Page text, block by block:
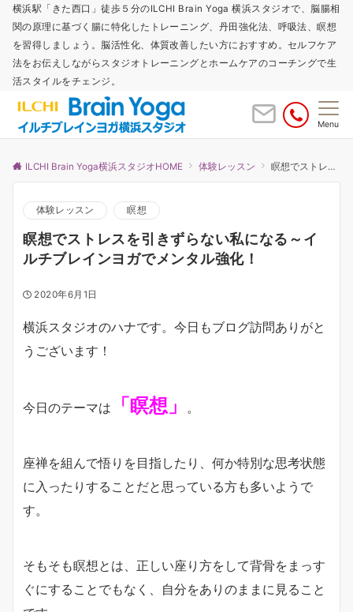
横浜駅「きた西口」徒歩５分のILCHI Brain Yoga 横浜スタジオで、脳腸相
関の原理に基づく腸に特化したトレーニング、丹田強化法、呼吸法、瞑想
を習得しましょう。脳活性化、体質改善したい方におすすめ。セルフケア
法をお伝えしながらスタジオトレーニングとホームケアのコーチングで生
活スタイルをチェンジ。
Menu
ILCHI Brain Yoga横浜スタジオHOME 体験レッスン 瞑想でストレスを引きずらない私になる～イルチブレインヨガでメンタル強化！
体験レッスン 瞑想
瞑想でストレスを引きずらない私になる～イ
ルチブレインヨガでメンタル強化！
2020年6月1日
横浜スタジオのハナです。今日もブログ訪問ありがと
うございます！
今日のテーマは 「瞑想」 。
座禅を組んで悟りを目指したり、何か特別な思考状態
に入ったりすることだと思っている方も多いようで
す。
そもそも瞑想とは、正しい座り方をして背骨をまっす
ぐにすることでもなく、自分をありのままに見ること